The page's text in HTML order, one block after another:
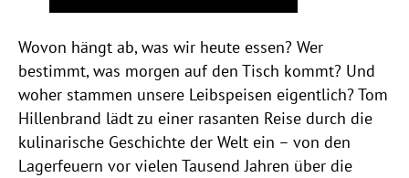
Wovon hängt ab, was wir heute essen? Wer
bestimmt, was morgen auf den Tisch kommt? Und
woher stammen unsere Leibspeisen eigentlich? Tom
Hillenbrand lädt zu einer rasanten Reise durch die
kulinarische Geschichte der Welt ein – von den
Lagerfeuern vor vielen Tausend Jahren über die